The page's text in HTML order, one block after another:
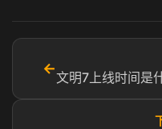
←
文明7上线时间是